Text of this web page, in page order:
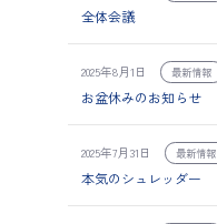
全体会議
2025年8月1日 最新情報
お盆休みのお知らせ
2025年7月31日 最新情報
本気のシュレッダー